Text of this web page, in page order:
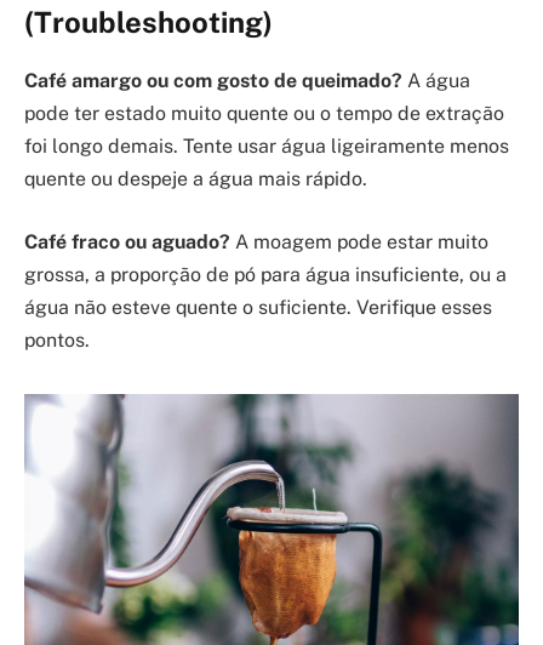
(Troubleshooting)
Café amargo ou com gosto de queimado? A água
pode ter estado muito quente ou o tempo de extração
foi longo demais. Tente usar água ligeiramente menos
quente ou despeje a água mais rápido.
Café fraco ou aguado? A moagem pode estar muito
grossa, a proporção de pó para água insuficiente, ou a
água não esteve quente o suficiente. Verifique esses
pontos.